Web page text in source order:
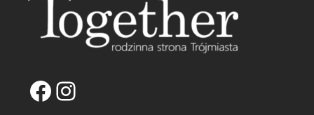
Facebook
Instagram